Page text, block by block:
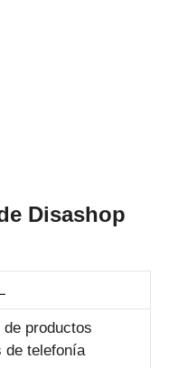
Disashop
productos
de telefonía